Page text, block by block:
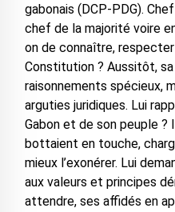
gabonais (DCP-PDG).
chef de la majorité voire
on de connaître,
Constitution ? Aussitôt,
raisonnements spécieux,
arguties juridiques. Lui
Gabon et de son peuple ?
bottaient en touche,
mieux l’exonérer. Lui
aux valeurs et principes
attendre, ses affidés en